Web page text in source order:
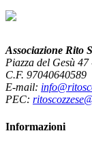
Associazione Rito
Piazza del Gesù
C.F. 97040640589
E-mail:
PEC:
Informazioni